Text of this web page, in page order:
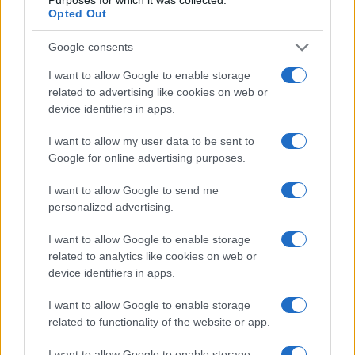
Opted Out
Google consents
I want to allow Google to enable storage
related to advertising like cookies on web or
device identifiers in apps.
I want to allow my user data to be sent to
Google for online advertising purposes.
I want to allow Google to send me
personalized advertising.
I want to allow Google to enable storage
related to analytics like cookies on web or
device identifiers in apps.
I want to allow Google to enable storage
related to functionality of the website or app.
Martina Agostina Diturco
I nostri cari
I nostri cari
I nostri cari
Giovannimaria Cabras